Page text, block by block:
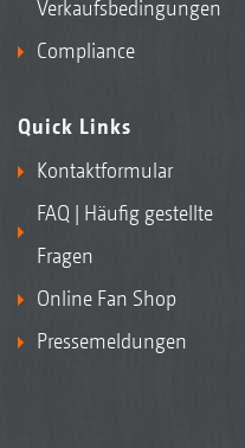
Verkaufsbedingungen
Compliance
Quick Links
Kontaktformular
FAQ | Häufig gestellte
Fragen
Online Fan Shop
Pressemeldungen